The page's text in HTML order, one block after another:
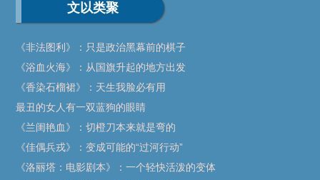
文以类聚
《非法图利》：只是政治黑幕前的棋子
《浴血火海》：从国旗升起的地方出发
《香染石榴裙》：天生我脸必有用
最丑的女人有一双蓝狗的眼睛
《兰闺艳血》：切橙刀本来就是弯的
《佳偶兵戎》：变成可能的“过河行动”
《洛丽塔：电影剧本》：一个轻快活泼的变体